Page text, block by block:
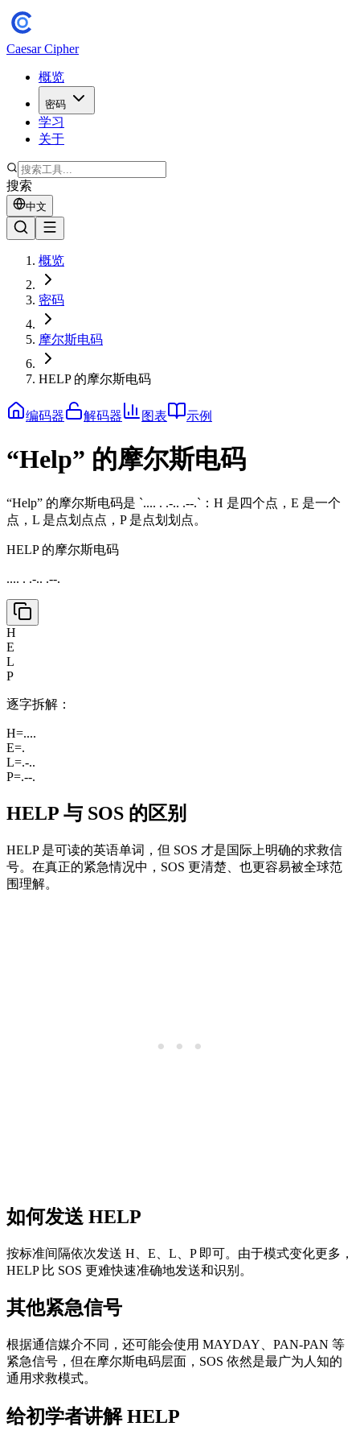
Caesar Cipher
概览
密码
学习
关于
搜索
中文
概览
密码
摩尔斯电码
HELP 的摩尔斯电码
编码器 解码器 图表 示例
“Help” 的摩尔斯电码
“Help” 的摩尔斯电码是 `.... . .-.. .--.`：H 是四个点，E 是一个
点，L 是点划点点，P 是点划划点。
HELP 的摩尔斯电码
.... . .-.. .--.
H
E
L
P
逐字拆解：
H=....
E=.
L=.-..
P=.--.
HELP 与 SOS 的区别
HELP 是可读的英语单词，但 SOS 才是国际上明确的求救信
号。在真正的紧急情况中，SOS 更清楚、也更容易被全球范
围理解。
如何发送 HELP
按标准间隔依次发送 H、E、L、P 即可。由于模式变化更多，
HELP 比 SOS 更难快速准确地发送和识别。
其他紧急信号
根据通信媒介不同，还可能会使用 MAYDAY、PAN-PAN 等
紧急信号，但在摩尔斯电码层面，SOS 依然是最广为人知的
通用求救模式。
给初学者讲解 HELP